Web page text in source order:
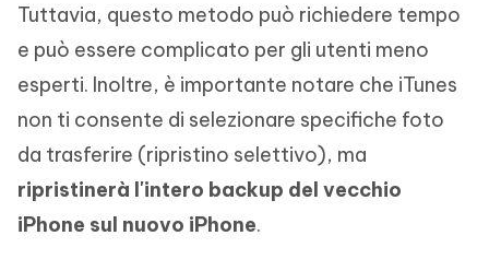
Tuttavia, questo metodo può richiedere tempo
e può essere complicato per gli utenti meno
esperti. Inoltre, è importante notare che iTunes
non ti consente di selezionare specifiche foto
da trasferire (ripristino selettivo), ma
ripristinerà l'intero backup del vecchio
iPhone sul nuovo iPhone.